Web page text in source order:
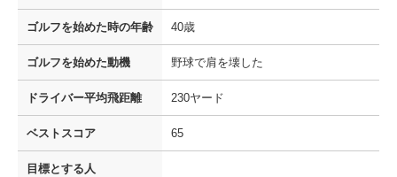
ゴルフを始めた時の年齢 40歳
ゴルフを始めた動機 野球で肩を壊した
ドライバー平均飛距離 230ヤード
ベストスコア 65
目標とする人